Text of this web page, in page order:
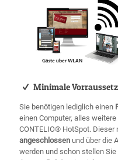
Minimale
Sie benötigen lediglich einen
einen Computer, alles
CONTELIO® HotSpot. Dieser
angeschlossen und über die
werden und schon stellen